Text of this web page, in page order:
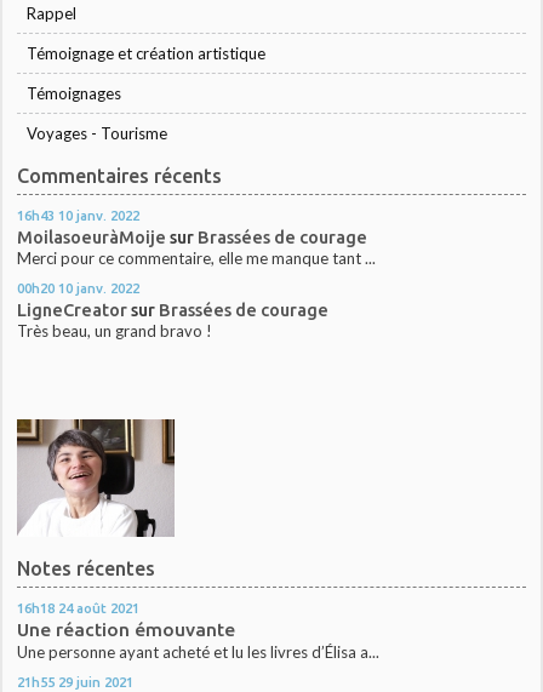
Rappel
Témoignage et création artistique
Témoignages
Voyages - Tourisme
Commentaires récents
16h43 10 janv. 2022
MoilasoeuràMoije sur Brassées de courage
Merci pour ce commentaire, elle me manque tant ...
00h20 10 janv. 2022
LigneCreatorsur Brassées de courage
Très beau, un grand bravo !
Notes récentes
16h18 24 août 2021
Une réaction émouvante
Une personne ayant acheté et lu les livres d’Élisa a...
21h55 29 juin 2021